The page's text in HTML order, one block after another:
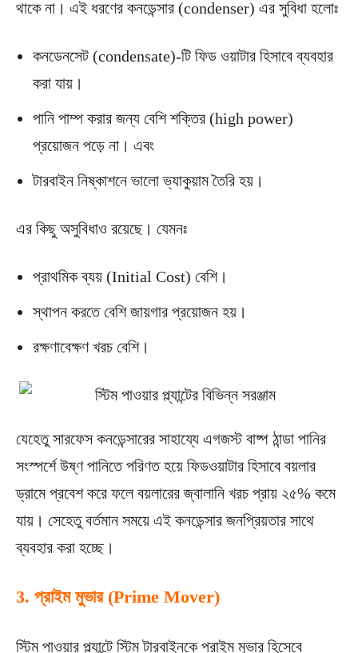
থাকে না। এই ধরণের কনডেন্সার (condenser) এর সুবিধা হলোঃ
কনডেনসেট (condensate)-টি ফিড ওয়াটার হিসাবে ব্যবহার
করা যায়।
পানি পাম্প করার জন্য বেশি শক্তির (high power)
প্রয়োজন পড়ে না। এবং
টারবাইন নিষ্কাশনে ভালো ভ্যাকুয়াম তৈরি হয়।
এর কিছু অসুবিধাও রয়েছে। যেমনঃ
প্রাথমিক ব্যয় (Initial Cost) বেশি।
স্থাপন করতে বেশি জায়গার প্রয়োজন হয়।
রক্ষণাবেক্ষণ খরচ বেশি।
যেহেতু সারফেস কনডেন্সারের সাহায্যে এগজস্ট বাষ্প ঠান্ডা পানির
সংস্পর্শে উষ্ণ পানিতে পরিণত হয়ে ফিডওয়াটার হিসাবে বয়লার
ড্রামে প্রবেশ করে ফলে বয়লারের জ্বালানি খরচ প্রায় ২৫% কমে
যায়। সেহেতু বর্তমান সময়ে এই কনডেন্সার জনপ্রিয়তার সাথে
ব্যবহার করা হচ্ছে।
3. প্রাইম মুভার (Prime Mover)
স্টিম পাওয়ার প্ল্যান্টে স্টিম টারবাইনকে প্রাইম মুভার হিসেবে